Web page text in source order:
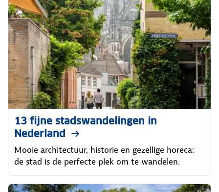
13 fijne stadswandelingen in
Nederland
Mooie architectuur, historie en gezellige horeca:
de stad is de perfecte plek om te wandelen.